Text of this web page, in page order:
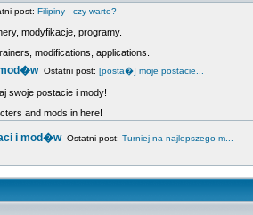
post: Filipiny - czy warto?
modyfikacje, programy.
modifications, applications.
Ostatni post: [posta�] moje postacie...
swoje postacie i mody!
and mods in here!
i mod�wOstatni post: Turniej na najlepszego m...